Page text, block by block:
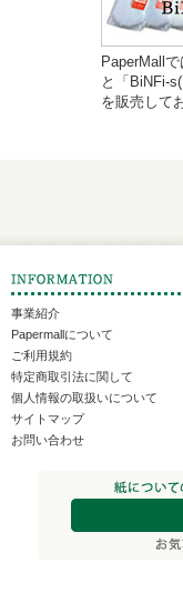
PaperMall
と「BiNFi-
を販売して
事業紹介
Papermallについて
ご利用規約
特定商取引法に関して
個人情報の取扱いについて
サイトマップ
お問い合わせ